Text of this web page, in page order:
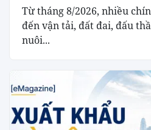
Từ tháng 8/2026, nhiều
đến vận tải, đất đai, đấu
nuôi...